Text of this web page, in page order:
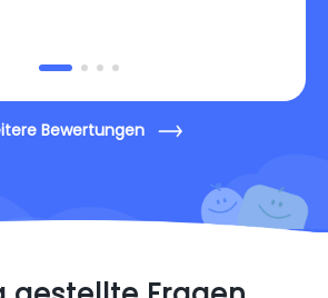
Bewertungen